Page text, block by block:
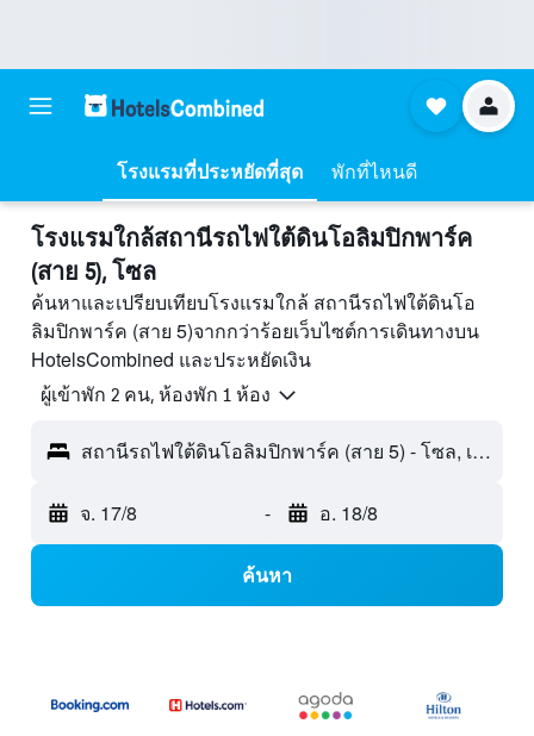
โรงแรมที่ประหยัดที่สุด พักที่ไหนดี
โรงแรมใกล้สถานีรถไฟใต้ดินโอลิมปิกพาร์ค
(สาย 5), โซล
ค้นหาและเปรียบเทียบโรงแรมใกล้ สถานีรถไฟใต้ดินโอ
ลิมปิกพาร์ค (สาย 5)จากกว่าร้อยเว็บไซต์การเดินทางบน
HotelsCombined และประหยัดเงิน
ผู้เข้าพัก 2 คน, ห้องพัก 1 ห้อง
สถานีรถไฟใต้ดินโอลิมปิกพาร์ค (สาย 5) - โซล, เกาหลีใต้
จ. 17/8 - อ. 18/8
ค้นหา